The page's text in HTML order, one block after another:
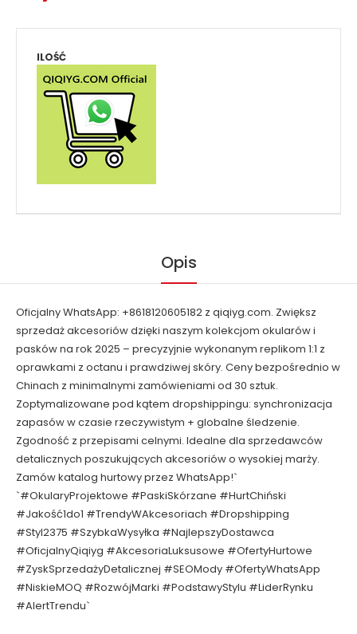
ILOŚĆ
Opis
Oficjalny WhatsApp: +8618120605182 z qiqiyg.com. Zwiększ
sprzedaż akcesoriów dzięki naszym kolekcjom okularów i
pasków na rok 2025 – precyzyjnie wykonanym replikom 1:1 z
oprawkami z octanu i prawdziwej skóry. Ceny bezpośrednio w
Chinach z minimalnymi zamówieniami od 30 sztuk.
Zoptymalizowane pod kątem dropshippingu: synchronizacja
zapasów w czasie rzeczywistym + globalne śledzenie.
Zgodność z przepisami celnymi. Idealne dla sprzedawców
detalicznych poszukujących akcesoriów o wysokiej marży.
Zamów katalog hurtowy przez WhatsApp!`
`#OkularyProjektowe #PaskiSkórzane #HurtChiński
#Jakość1do1 #TrendyWAkcesoriach #Dropshipping
#Styl2375 #SzybkaWysyłka #NajlepszyDostawca
#OficjalnyQiqiyg #AkcesoriaLuksusowe #OfertyHurtowe
#ZyskSprzedażyDetalicznej #SEOMody #OfertyWhatsApp
#NiskieMOQ #RozwójMarki #PodstawyStylu #LiderRynku
#AlertTrendu`